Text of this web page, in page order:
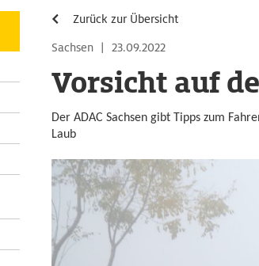
Zurück zur Übersicht
Sachsen | 23.09.2022
Vorsicht auf
Der ADAC Sachsen gibt Tipps zum
Laub